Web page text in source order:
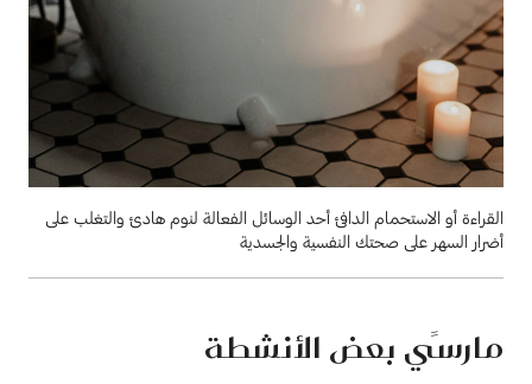
القراءة أو الاستحمام الدافئ أحد الوسائل الفعالة لنوم هادئ والتغلب على
أضرار السهر على صحتك النفسية والجسدية
مارسًي بعض الأنشطة